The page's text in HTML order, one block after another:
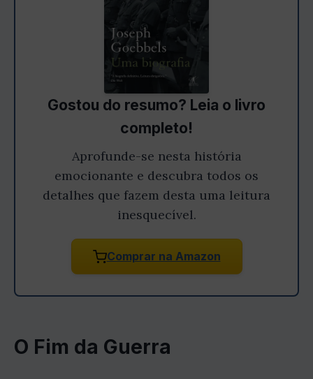
Gostou do resumo? Leia o livro
completo!
Aprofunde-se nesta história
emocionante e descubra todos os
detalhes que fazem desta uma leitura
inesquecível.
Comprar na Amazon
O Fim da Guerra